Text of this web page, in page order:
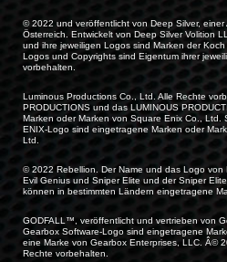
© 2022 und veröffentlicht von Deep Silver, einer
Österreich. Entwickelt von Deep Silver Volition
und ihre jeweiligen Logos sind Marken der
Logos und Copyrights sind Eigentum ihrer
vorbehalten.
Luminous Productions Co., Ltd. Alle Rechte
PRODUCTIONS und das LUMINOUS
Marken oder Marken von Square Enix Co., Ltd.
ENIX-Logo sind eingetragene Marken oder
Ltd.
© 2022 Rebellion. Der Name und das Logo
Evil Genius und Sniper Elite und der Sniper
können in bestimmten Ländern eingetragene
GODFALL™, veröffentlicht und vertrieben von
Gearbox Software-Logo sind eingetragene
eine Marke von Gearbox Enterprises, LLC. Â©
Rechte vorbehalten.